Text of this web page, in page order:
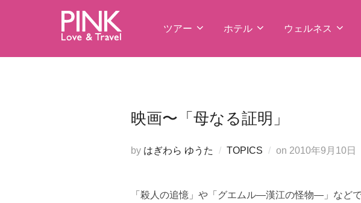
ン
ツアー ホテル ウェルネス
映画〜「母なる証明」
by はぎわら ゆうた TOPICS on 投
2010年9月10日
「殺人の追憶」や「グエムル―漢江の怪物―」など